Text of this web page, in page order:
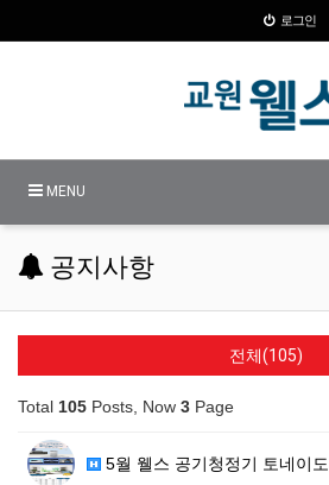
로그인
MENU
공지사항
전체(105)
Total 105 Posts, Now 3 Page
5월 웰스 공기청정기 토네이